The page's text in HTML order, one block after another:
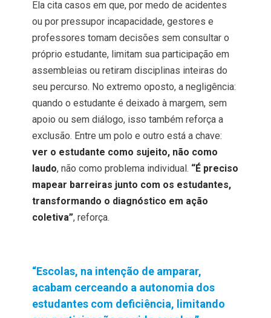
Ela cita casos em que, por medo de acidentes
ou por pressupor incapacidade, gestores e
professores tomam decisões sem consultar o
próprio estudante, limitam sua participação em
assembleias ou retiram disciplinas inteiras do
seu percurso. No extremo oposto, a negligência:
quando o estudante é deixado à margem, sem
apoio ou sem diálogo, isso também reforça a
exclusão. Entre um polo e outro está a chave:
ver o estudante como sujeito, não como
laudo, não como problema individual. “É preciso
mapear barreiras junto com os estudantes,
transformando o diagnóstico em ação
coletiva”, reforça.
“Escolas, na intenção de amparar,
acabam cerceando a autonomia dos
estudantes com deficiência, limitando